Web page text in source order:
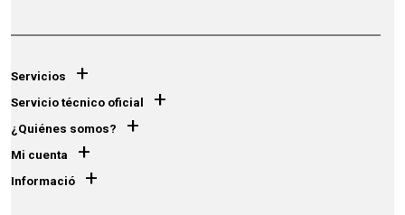
Servicios +
Servicio técnico oficial +
¿Quiénes somos? +
Mi cuenta +
Informació +